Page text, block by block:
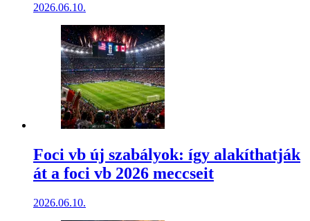
2026.06.10.
Foci vb új szabályok: így alakíthatják
át a foci vb 2026 meccseit
2026.06.10.